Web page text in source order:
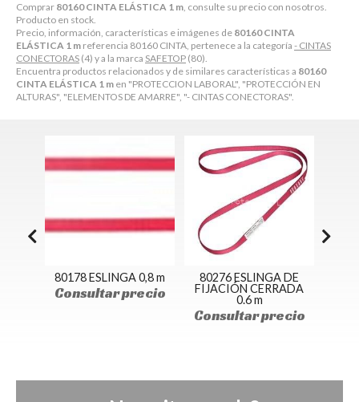
Comprar 80160 CINTA ELÁSTICA 1 m, consulte su precio con nosotros.
Producto en stock.
Precio, información, características e imágenes de 80160 CINTA
ELÁSTICA 1 m referencia 80160 CINTA, pertenece a la categoría - CINTAS
CONECTORAS (4) y a la marca SAFETOP (80).
Encuentra productos relacionados y de similares características a 80160
CINTA ELÁSTICA 1 m en "PROTECCION LABORAL", "PROTECCIÓN EN
ALTURAS", "ELEMENTOS DE AMARRE", "- CINTAS CONECTORAS".
80178 ESLINGA 0,8 m
Consultar precio
80276 ESLINGA DE
FIJACIÓN CERRADA
0.6 m
Consultar precio